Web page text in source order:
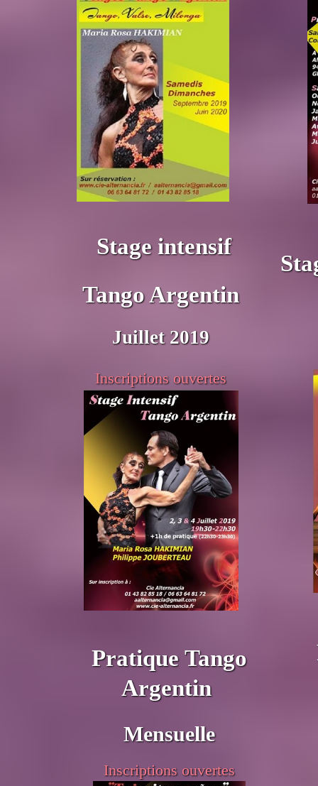
Stage intensif
Tango Argentin
Juillet 2019
Inscriptions ouvertes
Pratique Tango
Argentin
Mensuelle
Inscriptions ouvertes